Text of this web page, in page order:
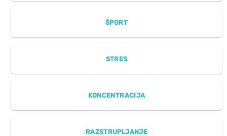
ŠPORT
STRES
KONCENTRACIJA
RAZSTRUPLJANJE